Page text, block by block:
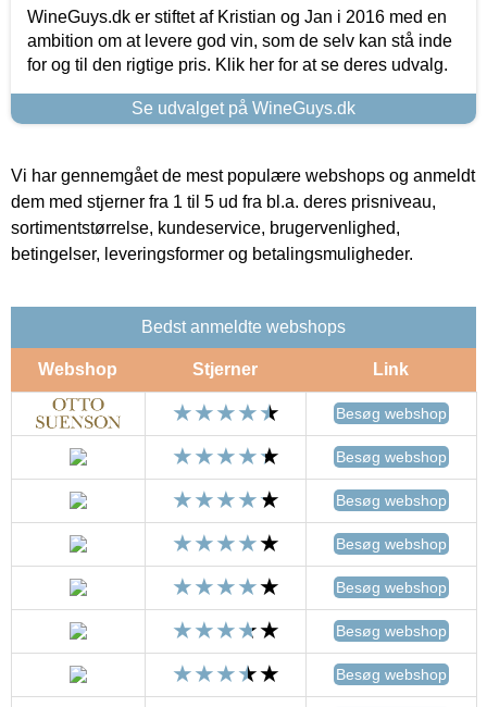
WineGuys.dk er stiftet af Kristian og Jan i 2016 med en
ambition om at levere god vin, som de selv kan stå inde
for og til den rigtige pris. Klik her for at se deres udvalg.
Se udvalget på WineGuys.dk
Vi har gennemgået de mest populære webshops og anmeldt
dem med stjerner fra 1 til 5 ud fra bl.a. deres prisniveau,
sortimentstørrelse, kundeservice, brugervenlighed,
betingelser, leveringsformer og betalingsmuligheder.
Bedst anmeldte webshops
Webshop Stjerner Link
Besøg webshop
Besøg webshop
Besøg webshop
Besøg webshop
Besøg webshop
Besøg webshop
Besøg webshop